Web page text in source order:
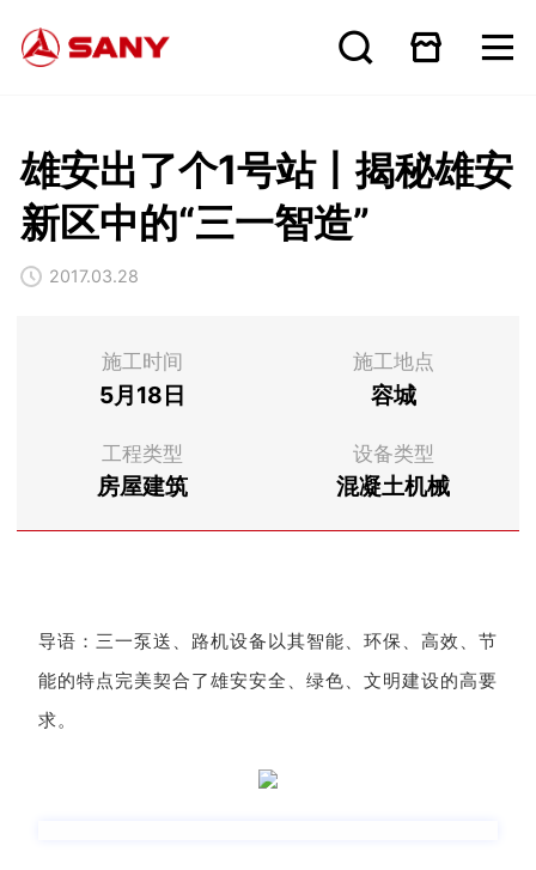
雄安出了个1号站丨揭秘雄安
新区中的“三一智造”
2017.03.28
施工时间
5月18日
施工地点
容城
工程类型
房屋建筑
设备类型
混凝土机械
导语：三一泵送、路机设备以其智能、环保、高效、节
能的特点完美契合了雄安安全、绿色、文明建设的高要
求。